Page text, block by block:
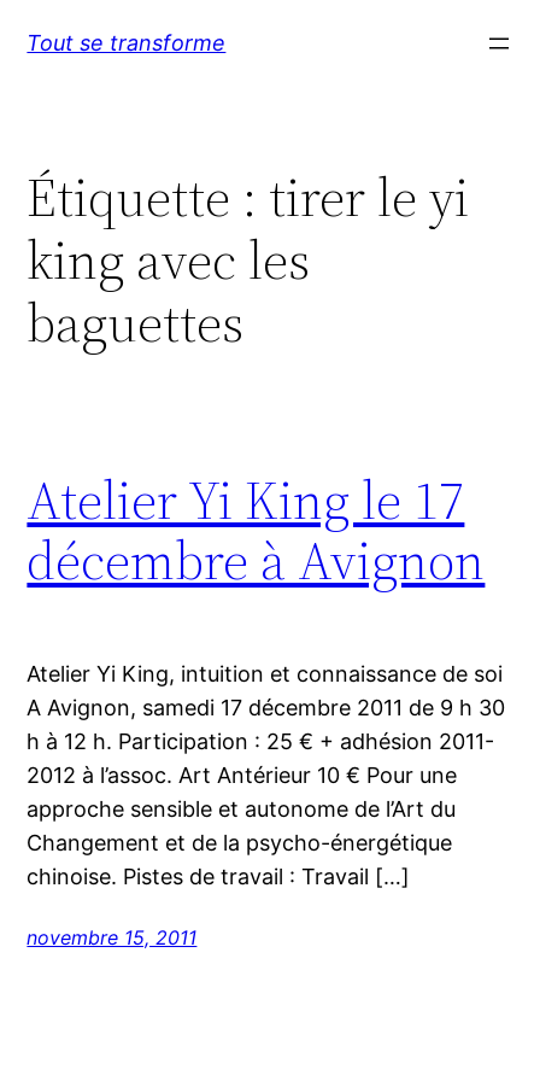
Tout se transforme
Étiquette : tirer le yi
king avec les
baguettes
Atelier Yi King le 17
décembre à Avignon
Atelier Yi King, intuition et connaissance de soi
A Avignon, samedi 17 décembre 2011 de 9 h 30
h à 12 h. Participation : 25 € + adhésion 2011-
2012 à l’assoc. Art Antérieur 10 € Pour une
approche sensible et autonome de l’Art du
Changement et de la psycho-énergétique
chinoise. Pistes de travail : Travail […]
novembre 15, 2011